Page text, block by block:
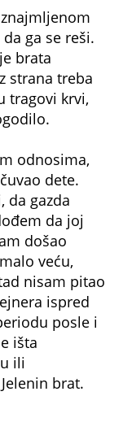
ga se reši.
brata
treba
tragovi krvi,
dete.
da gazda
da joj
došao
veću,
nisam pitao
ispred
posle i
išta
ili
brat.